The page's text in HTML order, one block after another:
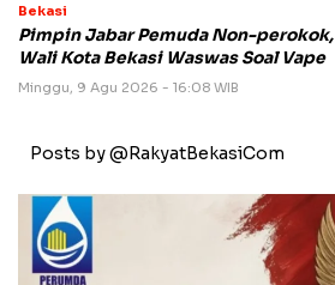
Bekasi
Pimpin Jabar Pemuda Non-perokok,
Wali Kota Bekasi Waswas Soal Vape
Minggu, 9 Agu 2026 - 16:08 WIB
Posts by @RakyatBekasiCom